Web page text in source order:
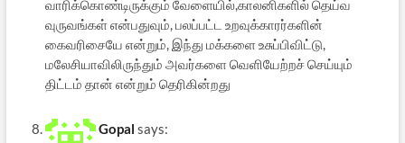
வாரிக்கொண்டிருக்கும் வேளையில்,காலனிகளில் தெய்வ
வுருவங்கள் என்பதுவும், பலப்பட்ட உறவுக்காரர்களின்
கைவரிசையே என்றும், இந்து மக்களை உசுப்பிவிட்டு,
மலேசியாவிலிருந்தும் அவர்களை வெளியேற்றச் செய்யும்
திட்டம் தான் என்றும் தெரிகின்றது
Gopal says: